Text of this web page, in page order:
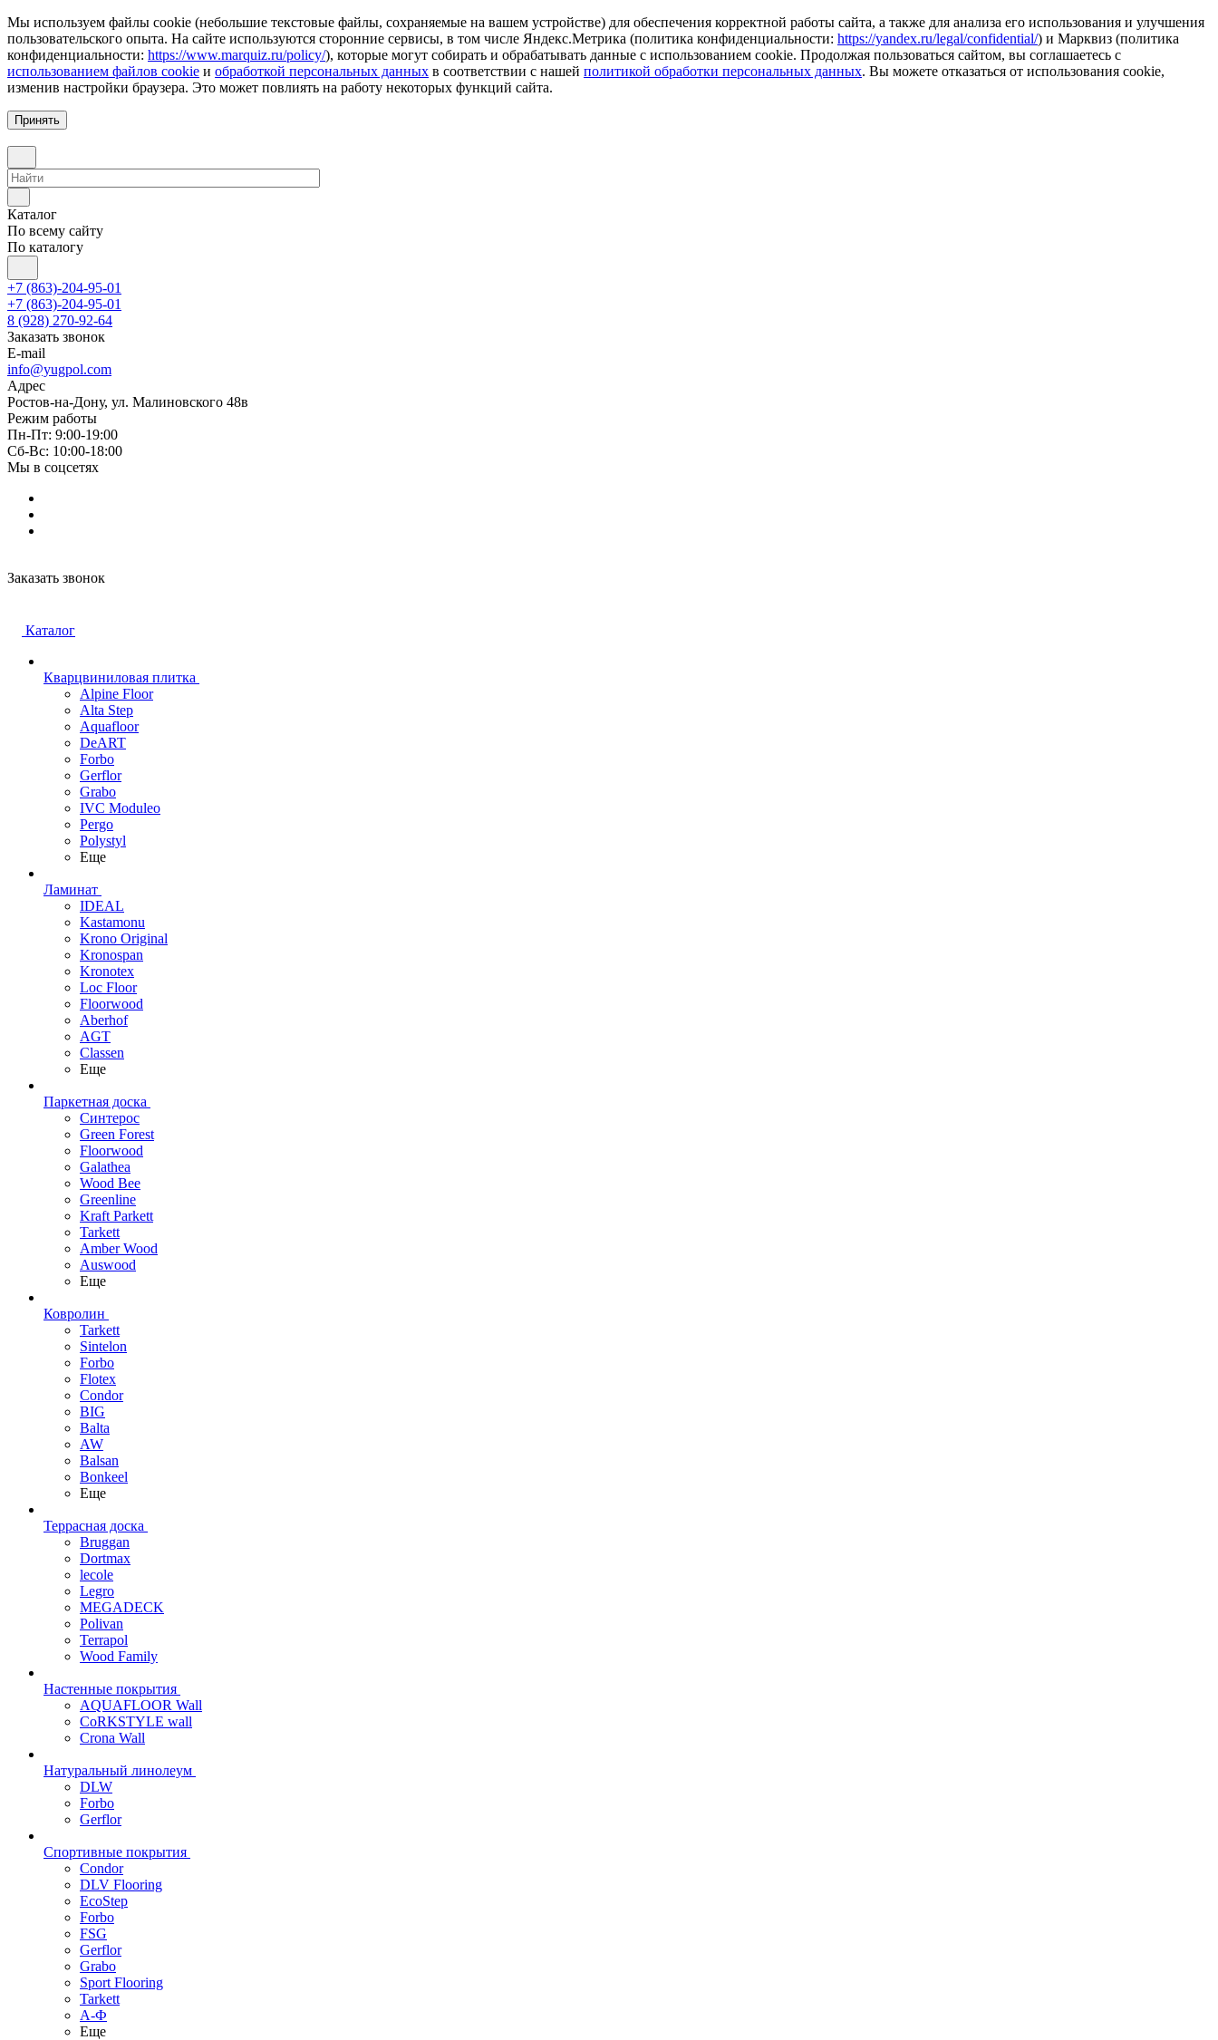
Мы используем файлы cookie (небольшие текстовые файлы, сохраняемые на вашем устройстве) для обеспечения корректной работы сайта, а также для анализа его использования и улучшения
пользовательского опыта. На сайте используются сторонние сервисы, в том числе Яндекс.Метрика (политика конфиденциальности: https://yandex.ru/legal/confidential/) и Марквиз (политика
конфиденциальности: https://www.marquiz.ru/policy/), которые могут собирать и обрабатывать данные с использованием cookie. Продолжая пользоваться сайтом, вы соглашаетесь с
использованием файлов cookie и обработкой персональных данных в соответствии с нашей политикой обработки персональных данных. Вы можете отказаться от использования cookie,
изменив настройки браузера. Это может повлиять на работу некоторых функций сайта.
Принять
Каталог
По всему сайту
По каталогу
+7 (863)-204-95-01
+7 (863)-204-95-01
8 (928) 270-92-64
Заказать звонок
E-mail
info@yugpol.com
Адрес
Ростов-на-Дону, ул. Малиновского 48в
Режим работы
Пн-Пт: 9:00-19:00
Cб-Вс: 10:00-18:00
Мы в соцсетях
Заказать звонок
Каталог
Кварцвиниловая плитка
Alpine Floor
Alta Step
Aquafloor
DeART
Forbo
Gerflor
Grabo
IVC Moduleo
Pergo
Polystyl
Еще
Ламинат
IDEAL
Kastamonu
Krono Original
Kronospan
Kronotex
Loc Floor
Floorwood
Aberhof
AGT
Classen
Еще
Паркетная доска
Синтерос
Green Forest
Floorwood
Galathea
Wood Bee
Greenline
Kraft Parkett
Tarkett
Amber Wood
Auswood
Еще
Ковролин
Tarkett
Sintelon
Forbo
Flotex
Condor
BIG
Balta
AW
Balsan
Bonkeel
Еще
Террасная доска
Bruggan
Dortmax
lecole
Legro
MEGADECK
Polivan
Terrapol
Wood Family
Настенные покрытия
AQUAFLOOR Wall
CoRKSTYLE wall
Crona Wall
Натуральный линолеум
DLW
Forbo
Gerflor
Спортивные покрытия
Condor
DLV Flooring
EcoStep
Forbo
FSG
Gerflor
Grabo
Sport Flooring
Tarkett
А-Ф
Еще